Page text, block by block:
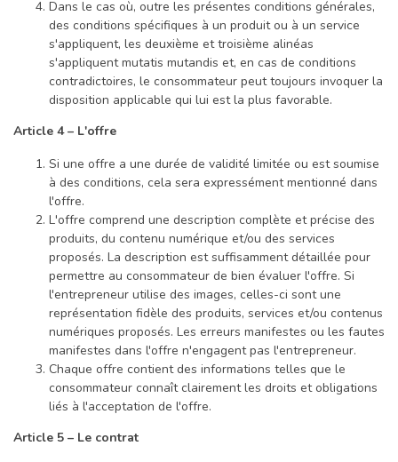
Dans le cas où, outre les présentes conditions générales,
des conditions spécifiques à un produit ou à un service
s'appliquent, les deuxième et troisième alinéas
s'appliquent mutatis mutandis et, en cas de conditions
contradictoires, le consommateur peut toujours invoquer la
disposition applicable qui lui est la plus favorable.
Article 4 – L'offre
Si une offre a une durée de validité limitée ou est soumise
à des conditions, cela sera expressément mentionné dans
l'offre.
L'offre comprend une description complète et précise des
produits, du contenu numérique et/ou des services
proposés. La description est suffisamment détaillée pour
permettre au consommateur de bien évaluer l'offre. Si
l'entrepreneur utilise des images, celles-ci sont une
représentation fidèle des produits, services et/ou contenus
numériques proposés. Les erreurs manifestes ou les fautes
manifestes dans l'offre n'engagent pas l'entrepreneur.
Chaque offre contient des informations telles que le
consommateur connaît clairement les droits et obligations
liés à l'acceptation de l'offre.
Article 5 – Le contrat